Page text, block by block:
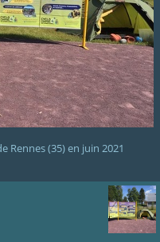
Rennes (35) en juin 2021